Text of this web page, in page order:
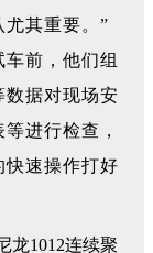
其重要。”
前，他们组
数据对现场安
进行检查，
快速操作打好